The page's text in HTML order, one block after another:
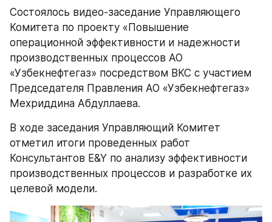
Состоялось видео-заседание Управляющего
Комитета по проекту «Повышение
операционной эффективности и надежности
производственных процессов АО
«Узбекнефтегаз» посредством ВКС c участием
Председателя Правления АО «Узбекнефтегаз»
Мехриддина Абдуллаева.
В ходе заседания Управляющий Комитет
отметил итоги проведенных работ
Консультантов E&Y по анализу эффективности
производственных процессов и разработке их
целевой модели.